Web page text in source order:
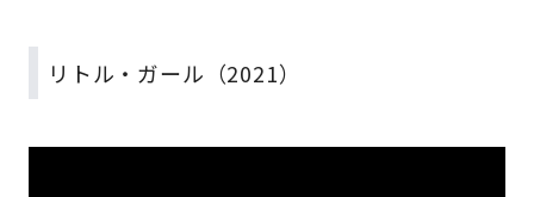
リトル・ガール（2021）